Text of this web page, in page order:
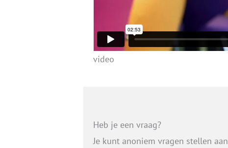
video
Heb je een vraag?
Je kunt anoniem vragen stellen